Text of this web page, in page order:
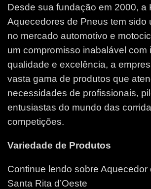
Desde sua fundação em 2000, a
Aquecedores de Pneus tem sido
no mercado automotivo e
um compromisso inabalável com
qualidade e excelência, a
vasta gama de produtos que
necessidades de profissionais,
entusiastas do mundo das
competições.
Variedade de Produtos
Continue lendo sobre Aquecedor
Santa Rita d’Oeste